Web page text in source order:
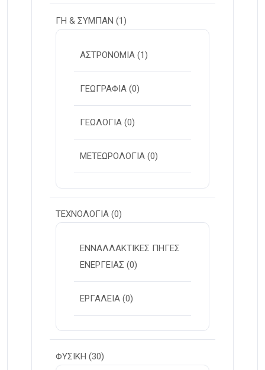
ΓΗ & ΣΥΜΠΑΝ (1)
ΑΣΤΡΟΝΟΜΙΑ (1)
ΓΕΩΓΡΑΦΙΑ (0)
ΓΕΩΛΟΓΙΑ (0)
ΜΕΤΕΩΡΟΛΟΓΙΑ (0)
ΤΕΧΝΟΛΟΓΙΑ (0)
ΕΝΝΑΛΛΑΚΤΙΚΕΣ ΠΗΓΕΣ
ΕΝΕΡΓΕΙΑΣ (0)
ΕΡΓΑΛΕΙΑ (0)
ΦΥΣΙΚΗ (30)